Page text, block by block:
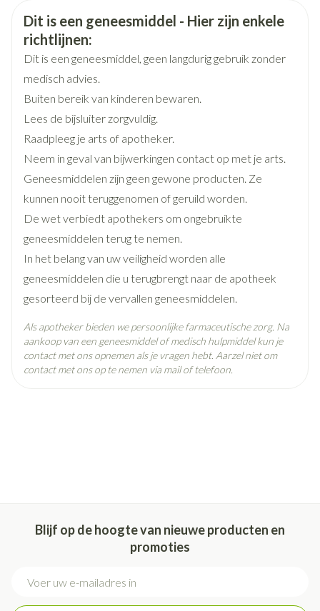
Organisaties
Merken
Breedte 15 mm
Lengte 68 mm
Diepte 15 mm
Hoeveelheid
Verpakking
4
Behoud Kamertemperatuur (15°C - 25°C)
Veiligheidsinformatie
Dit is een geneesmiddel - Hier zijn enkele
richtlijnen:
Dit is een geneesmiddel, geen langdurig gebruik zonder
medisch advies.
Buiten bereik van kinderen bewaren.
Lees de bijsluiter zorgvuldig.
Raadpleeg je arts of apotheker.
Neem in geval van bijwerkingen contact op met je arts.
Geneesmiddelen zijn geen gewone producten. Ze
kunnen nooit teruggenomen of geruild worden.
De wet verbiedt apothekers om ongebruikte
geneesmiddelen terug te nemen.
In het belang van uw veiligheid worden alle
geneesmiddelen die u terugbrengt naar de apotheek
gesorteerd bij de vervallen geneesmiddelen.
Als apotheker bieden we persoonlijke farmaceutische zorg. Na
aankoop van een geneesmiddel of medisch hulpmiddel kun je
contact met ons opnemen als je vragen hebt. Aarzel niet om
contact met ons op te nemen via mail of telefoon.
Blijf op de hoogte van nieuwe producten en
promoties